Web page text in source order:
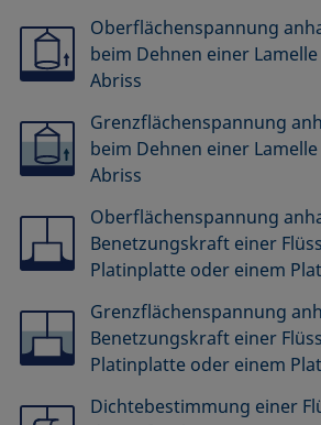
Oberflächenspannung
beim Dehnen einer
Abriss
Grenzflächenspannung
beim Dehnen einer
Abriss
Oberflächenspannung
Benetzungskraft einer
Platinplatte oder einem
Grenzflächenspannung
Benetzungskraft einer
Platinplatte oder einem
Dichtebestimmung einer